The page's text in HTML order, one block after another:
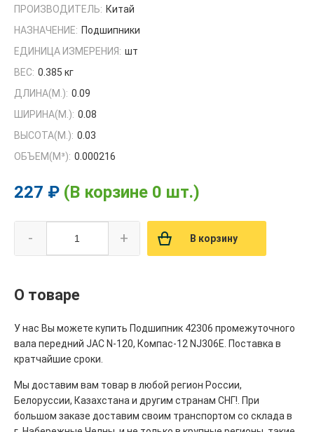
ПРОИЗВОДИТЕЛЬ: Китай
НАЗНАЧЕНИЕ: Подшипники
ЕДИНИЦА ИЗМЕРЕНИЯ: шт
ВЕС: 0.385 кг
ДЛИНА(М.): 0.09
ШИРИНА(М.): 0.08
ВЫСОТА(М.): 0.03
ОБЪЕМ(M³): 0.000216
227 ₽ (В корзине 0 шт.)
- + В корзину
О товаре
У нас Вы можете купить Подшипник 42306 промежуточного
вала передний JAC N-120, Компас-12 NJ306E. Поставка в
кратчайшие сроки.
Мы доставим вам товар в любой регион России,
Белоруссии, Казахстана и другим странам СНГ!. При
большом заказе доставим своим транспортом со склада в